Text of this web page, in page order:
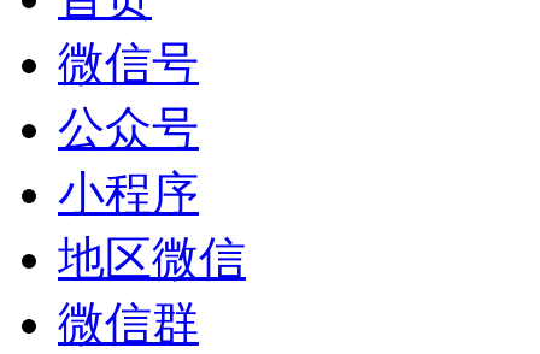
微信号
公众号
小程序
地区微信
微信群